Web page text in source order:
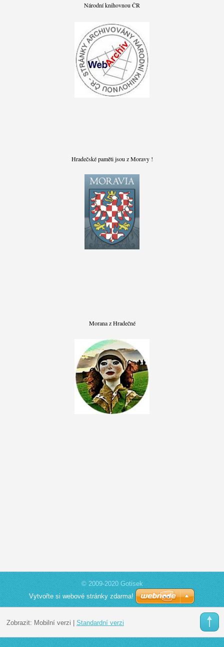
Národní knihovnou ČR
Hradečské paměti jsou z Moravy !
Morana z Hradečné
© 2009-2020 Gotisek
Vytvořte si webové stránky zdarma!
Zobrazit: Mobilní verzi Standardní verzi